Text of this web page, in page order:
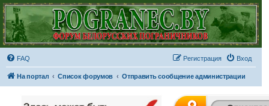
FAQ Вход
Регистрация
На портал Список форумов Отправить сообщение администрации